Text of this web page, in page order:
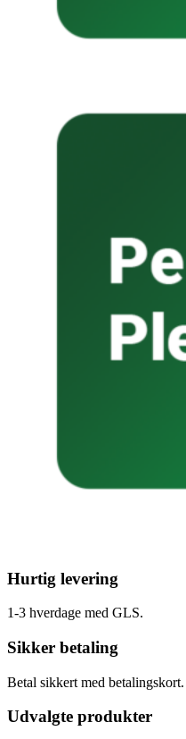
Hurtig levering
1-3 hverdage med GLS.
Sikker betaling
Betal sikkert med betalingskort.
Udvalgte produkter